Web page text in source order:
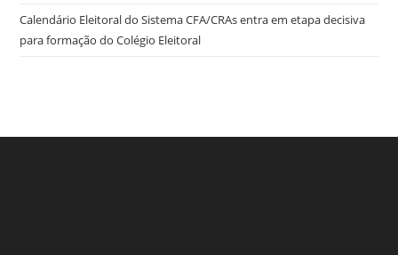
Calendário Eleitoral do Sistema CFA/CRAs entra em etapa decisiva
para formação do Colégio Eleitoral